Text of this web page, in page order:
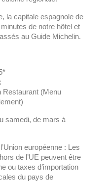
la capitale espagnole de
de notre hôtel et
au Guide Michelin.
Restaurant (Menu
samedi, de mars à
européenne : Les
de l’UE peuvent être
ou taxes d’importation
du pays de